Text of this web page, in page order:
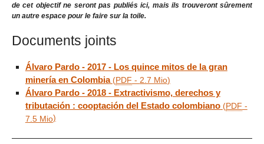
de cet objectif ne seront pas publiés ici, mais ils trouveront sûrement
un autre espace pour le faire sur la toile.
Documents joints
Álvaro Pardo - 2017 - Los quince mitos de la gran
minería en Colombia (PDF - 2.7 Mio)
Álvaro Pardo - 2018 - Extractivismo, derechos y
tributación : cooptación del Estado colombiano (PDF -
7.5 Mio)